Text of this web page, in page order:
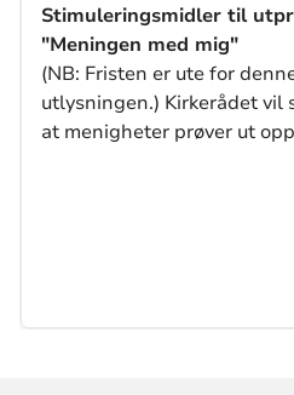
Stimuleringsmidler til
"Meningen med mig"
(NB: Fristen er ute for
utlysningen.) Kirkerådet vil
at menigheter prøver ut